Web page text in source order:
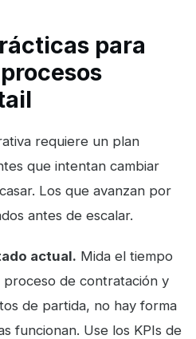
para
requiere un plan
que intentan cambiar
Los que avanzan por
antes de escalar.
actual. Mida el tiempo
proceso de contratación y
de partida, no hay forma
funcionan. Use los KPIs de